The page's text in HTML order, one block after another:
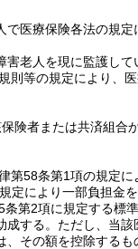
で医療保険各法の規
害老人を現に監護して
等の規定により、
険者または共済組合
58条第1項の規定
定により一部負担金
条第2項に規定する標
する。 ただし、当
その額を控除するも